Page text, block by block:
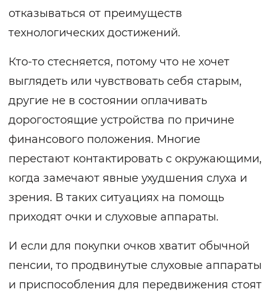
отказываться от преимуществ
технологических достижений.
Кто-то стесняется, потому что не хочет
выглядеть или чувствовать себя старым,
другие не в состоянии оплачивать
дорогостоящие устройства по причине
финансового положения. Многие
перестают контактировать с окружающими,
когда замечают явные ухудшения слуха и
зрения. В таких ситуациях на помощь
приходят очки и слуховые аппараты.
И если для покупки очков хватит обычной
пенсии, то продвинутые слуховые аппараты
и приспособления для передвижения стоят